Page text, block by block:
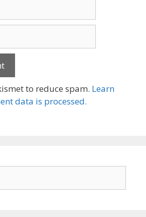
to reduce spam. Learn
data is processed.